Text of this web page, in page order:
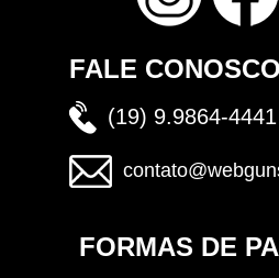
FALE CONOSCO
(19) 9.9864-4441
FORMAS DE